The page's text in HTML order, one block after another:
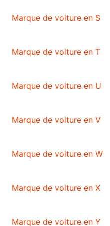
Marque de voiture en S
Marque de voiture en T
Marque de voiture en U
Marque de voiture en V
Marque de voiture en W
Marque de voiture en X
Marque de voiture en Y